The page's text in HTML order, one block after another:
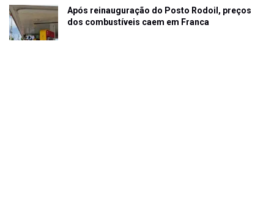
Após reinauguração do Posto Rodoil, preços
dos combustíveis caem em Franca